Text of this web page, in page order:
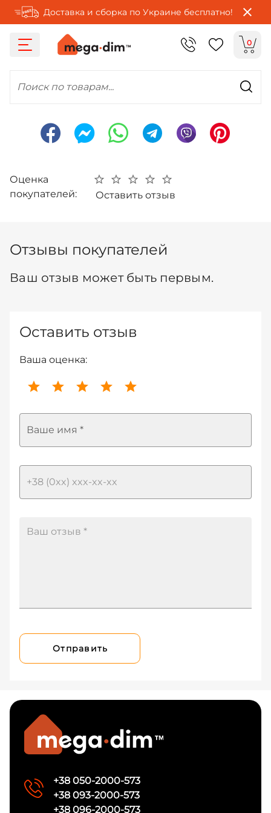
Доставка и сборка по Украине бесплатно!
0
Поиск по товарам...
Оценка
покупателей:
Оставить отзыв
Отзывы покупателей
Ваш отзыв может быть первым.
Оставить отзыв
Ваша оценка:
Ваше имя *
Отправить
+38 050-2000-573
+38 093-2000-573
+38 096-2000-573